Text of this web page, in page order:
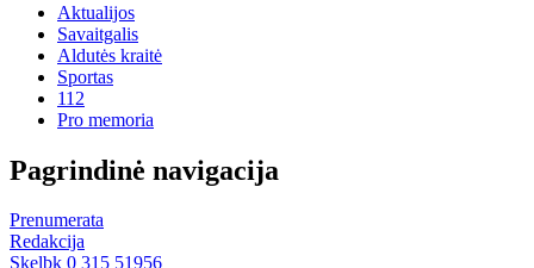
Aktualijos
Savaitgalis
Aldutės kraitė
Sportas
112
Pro memoria
Pagrindinė navigacija
Prenumerata
Redakcija
Skelbk 0 315 51956